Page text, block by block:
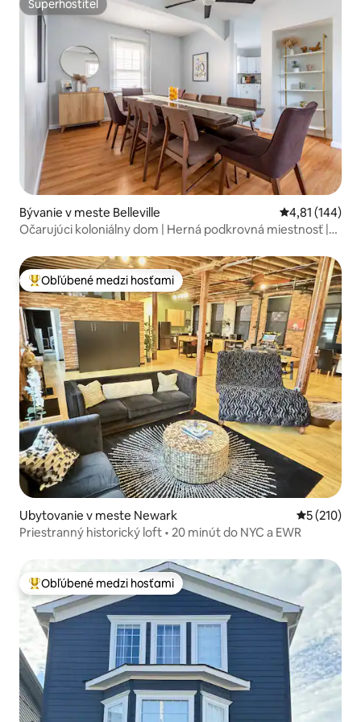
Superhostiteľ
Superhostiteľ
Bývanie v meste Belleville Priemerné
4,81 (144)
Očarujúci koloniálny dom | Herná podkrovná miestnosť |
Najobľúbenejšie medzi hosťami
Obľúbené medzi hosťami
Ubytovanie v meste Newark Priemerné
5 (210)
Priestranný historický loft • 20 minút do NYC a EWR
Najobľúbenejšie medzi hosťami
Obľúbené medzi hosťami